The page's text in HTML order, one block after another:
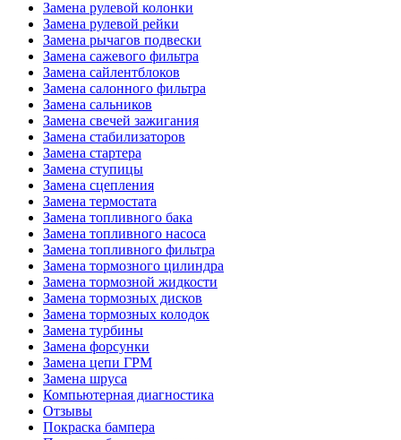
Замена рулевой колонки
Замена рулевой рейки
Замена рычагов подвески
Замена сажевого фильтра
Замена сайлентблоков
Замена салонного фильтра
Замена сальников
Замена свечей зажигания
Замена стабилизаторов
Замена стартера
Замена ступицы
Замена сцепления
Замена термостата
Замена топливного бака
Замена топливного насоса
Замена топливного фильтра
Замена тормозного цилиндра
Замена тормозной жидкости
Замена тормозных дисков
Замена тормозных колодок
Замена турбины
Замена форсунки
Замена цепи ГРМ
Замена шруса
Компьютерная диагностика
Отзывы
Покраска бампера